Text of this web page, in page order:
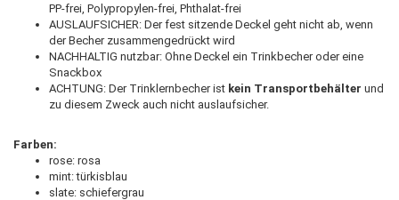
PP-frei, Polypropylen-frei, Phthalat-frei
AUSLAUFSICHER: Der fest sitzende Deckel geht nicht ab, wenn
der Becher zusammengedrückt wird
NACHHALTIG nutzbar: Ohne Deckel ein Trinkbecher oder eine
Snackbox
ACHTUNG: Der Trinklernbecher ist kein Transportbehälter und
zu diesem Zweck auch nicht auslaufsicher.
Farben:
rose: rosa
mint: türkisblau
slate: schiefergrau